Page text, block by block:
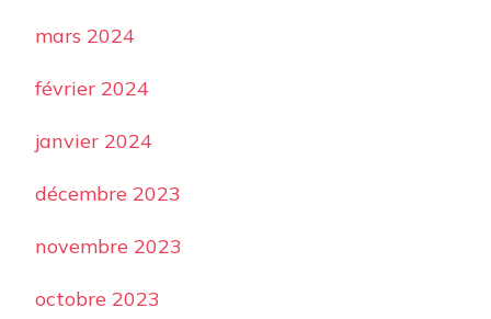
mars 2024
février 2024
janvier 2024
décembre 2023
novembre 2023
octobre 2023